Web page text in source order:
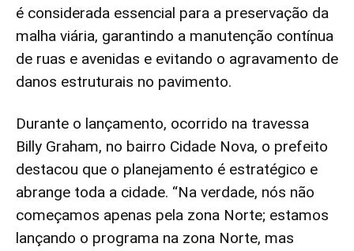
é considerada essencial para a preservação da
malha viária, garantindo a manutenção contínua
de ruas e avenidas e evitando o agravamento de
danos estruturais no pavimento.
Durante o lançamento, ocorrido na travessa
Billy Graham, no bairro Cidade Nova, o prefeito
destacou que o planejamento é estratégico e
abrange toda a cidade. “Na verdade, nós não
começamos apenas pela zona Norte; estamos
lançando o programa na zona Norte, mas